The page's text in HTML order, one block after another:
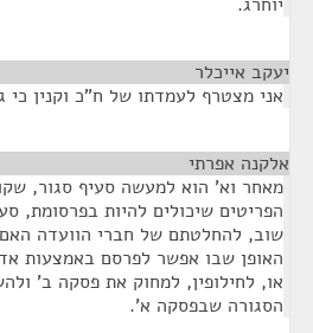
יעקב אייכלר
אני מצטרף לעמדתו של ח"כ וקנין כי
אלקנה אפרתי
מאחר וא' הוא למעשה סעיף סגור,
הפריטים שיכולים להיות בפרסומת,
האופן שבו אפשר לפרסם באמצעות
או, לחילופין, למחוק את פסקה ב'
הסגורה שבפסקה א'.